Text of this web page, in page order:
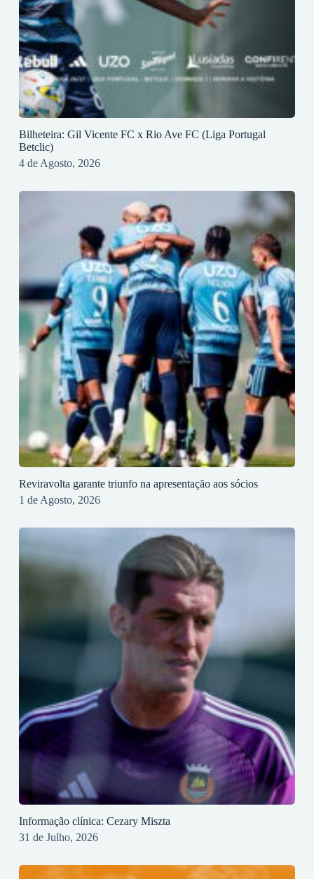
Bilheteira: Gil Vicente FC x Rio Ave FC (Liga Portugal
Betclic)
4 de Agosto, 2026
Reviravolta garante triunfo na apresentação aos sócios
1 de Agosto, 2026
Informação clínica: Cezary Miszta
31 de Julho, 2026